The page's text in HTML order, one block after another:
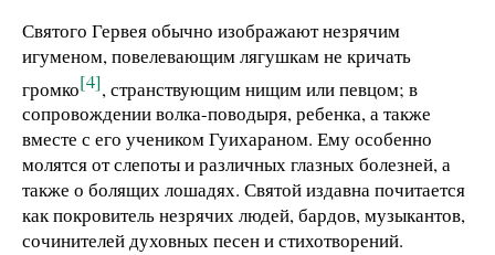
Святого Гервея обычно изображают незрячим
игуменом, повелевающим лягушкам не кричать
громко[4], странствующим нищим или певцом; в
сопровождении волка-поводыря, ребенка, а также
вместе с его учеником Гуихараном. Ему особенно
молятся от слепоты и различных глазных болезней, а
также о болящих лошадях. Святой издавна почитается
как покровитель незрячих людей, бардов, музыкантов,
сочинителей духовных песен и стихотворений.